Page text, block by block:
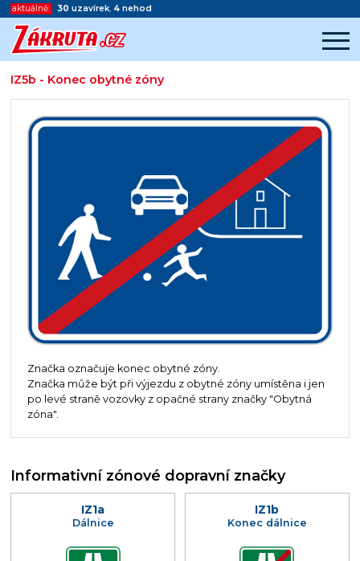
aktuálně: 30 uzavírek, 4 nehod
IZ5b - Konec obytné zóny
Začátek reklamy
Konec reklamy
Značka označuje konec obytné zóny.
Značka může být při výjezdu z obytné zóny umístěna i jen
po levé straně vozovky z opačné strany značky "Obytná
zóna".
Informativní zónové dopravní značky
IZ1a
Dálnice
IZ1b
Konec dálnice